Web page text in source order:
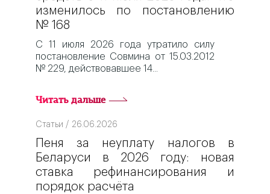
изменилось по постановлению
№ 168
С 11 июля 2026 года утратило силу
постановление Совмина от 15.03.2012
№ 229, действовавшее 14
Читать дальше
Статьи / 26.06.2026
Пеня за неуплату налогов в
Беларуси в 2026 году: новая
ставка рефинансирования и
порядок расчёта